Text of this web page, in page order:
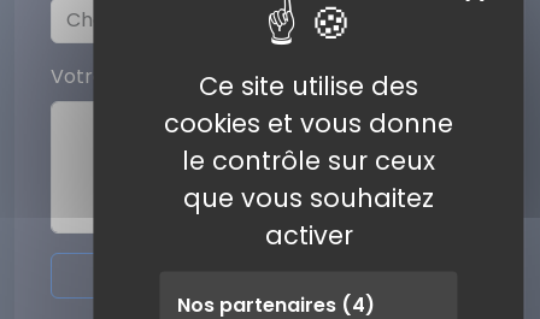
Ce site utilise des
cookies et vous donne
le contrôle sur ceux
que vous souhaitez
activer
Nos partenaires (4)
Votre commentaire